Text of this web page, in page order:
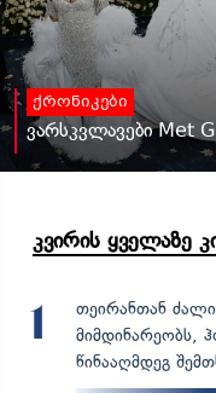
ქრონიკები
ვარსკვლავები Met
კვირის ყველაზე
1
თეირანთან
მიმდინარეობს,
წინააღმდეგ